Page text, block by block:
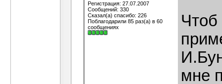
Регистрация: 27.07.2007
Сообщений: 330
Сказал(а) спасибо: 226
Поблагодарили 85 раз(а) в 60
сообщениях
Чтоб
мне